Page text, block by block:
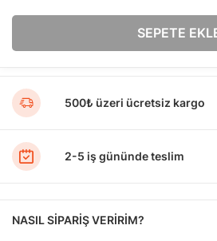
SEPETE
500₺ üzeri ücretsiz kargo
2-5 iş gününde teslim
NASIL SİPARİŞ VERİRİM?